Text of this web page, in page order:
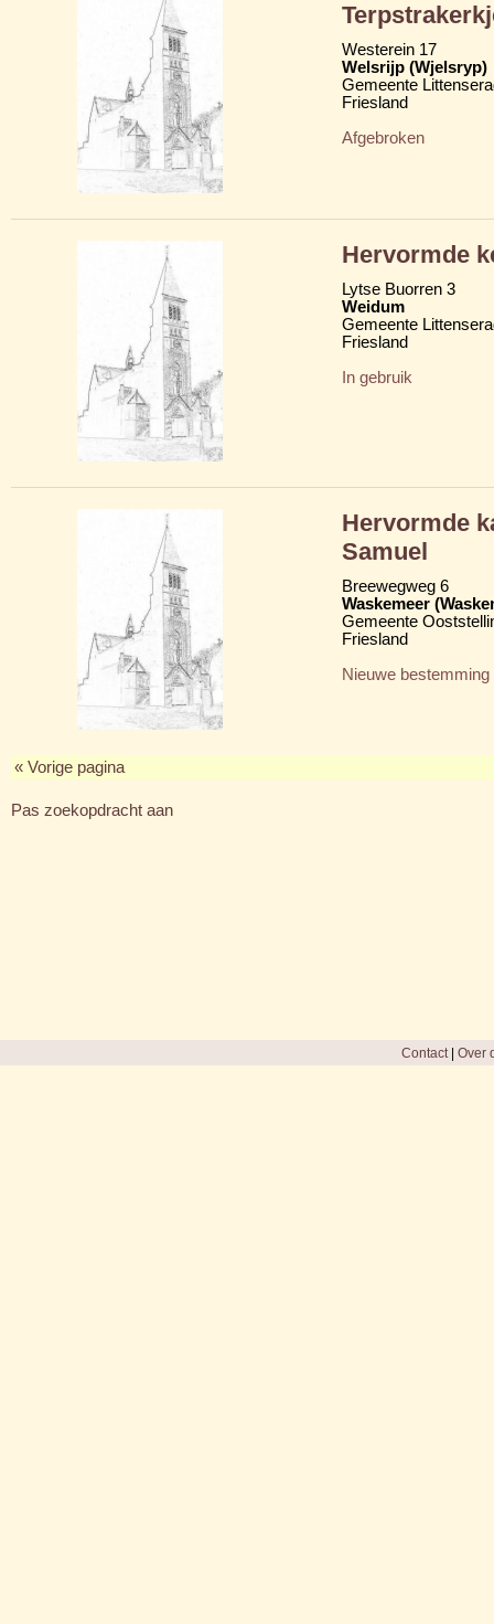
Westerein 17
Welsrijp (Wjelsryp)
Gemeente
Friesland
Afgebroken
Hervormde
Lytse Buorren 3
Weidum
Gemeente
Friesland
In gebruik
Hervormde
Samuel
Breewegweg 6
Waskemeer
Gemeente
Friesland
Nieuwe bestemming
« Vorige pagina
Pas zoekopdracht aan
Contact| Over